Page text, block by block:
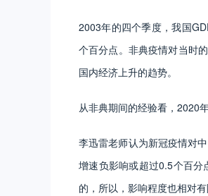
2003年的四个季度，我国
个百分点。非典疫情对当时
国内经济上升的趋势。
从非典期间的经验看，2020
李迅雷老师认为新冠疫情对
增速负影响或超过0.5个百
的，所以，影响程度也相对